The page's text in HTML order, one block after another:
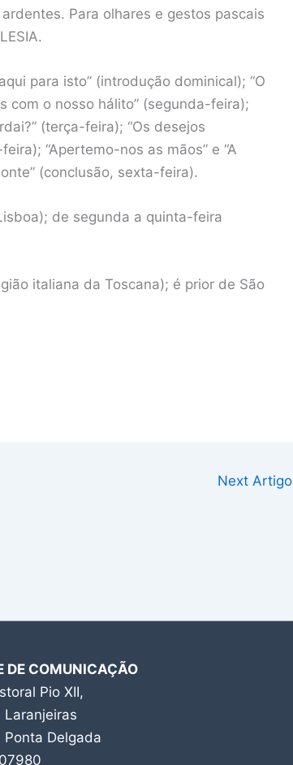
Para olhares e gestos pascais
para isto” (introdução dominical); “O
com o nosso hálito” (segunda-feira);
(terça-feira); “Os desejos
“Apertemo-nos as mãos” e “A
(conclusão, sexta-feira).
de segunda a quinta-feira
italiana da Toscana); é prior de São
Next Artigo
DE COMUNICAÇÃO
Pio XII,
Laranjeiras
Delgada